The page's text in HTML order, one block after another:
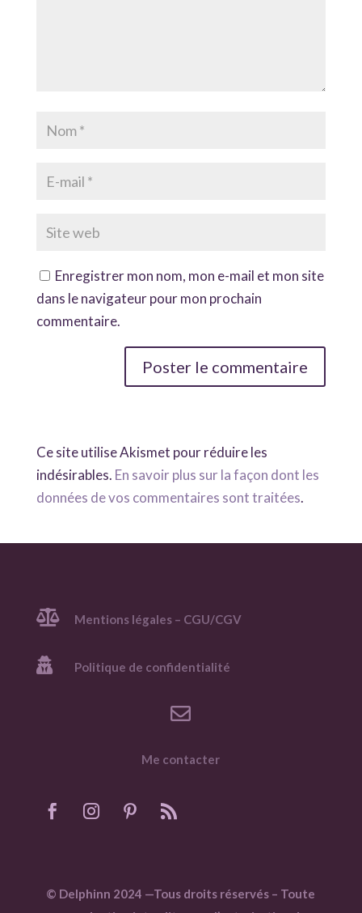
Enregistrer mon nom, mon e-mail et mon site
dans le navigateur pour mon prochain
commentaire.
Ce site utilise Akismet pour réduire les
indésirables. En savoir plus sur la façon dont les
données de vos commentaires sont traitées.
 Mentions légales – CGU/CGV
 Politique de confidentialité

Me contacter
© Delphinn 2024 —Tous droits réservés – Toute